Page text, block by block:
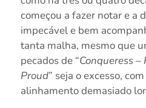
começou a fazer notar e a
impecável e bem
tanta malha, mesmo que
pecados de “Conqueress –
Proud” seja o excesso,
alinhamento demasiado